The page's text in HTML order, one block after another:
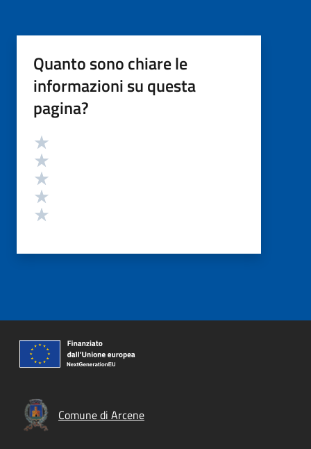
Quanto sono chiare le
informazioni su questa
pagina?
Valutazione
Comune di Arcene